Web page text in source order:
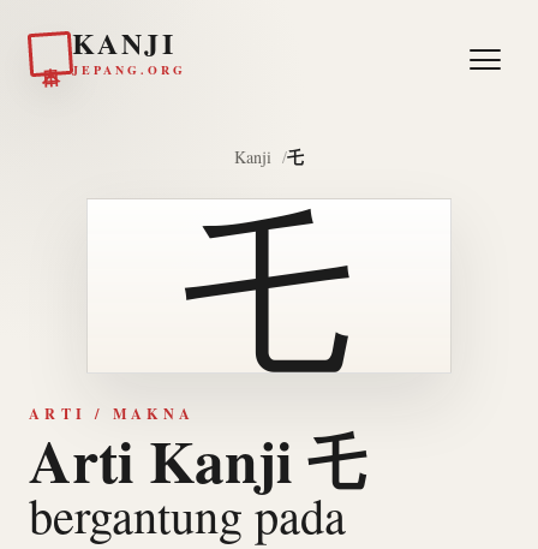
KANJI
JEPANG.ORG
Kanji 乇
乇
ARTI / MAKNA
Arti Kanji 乇
bergantung pada